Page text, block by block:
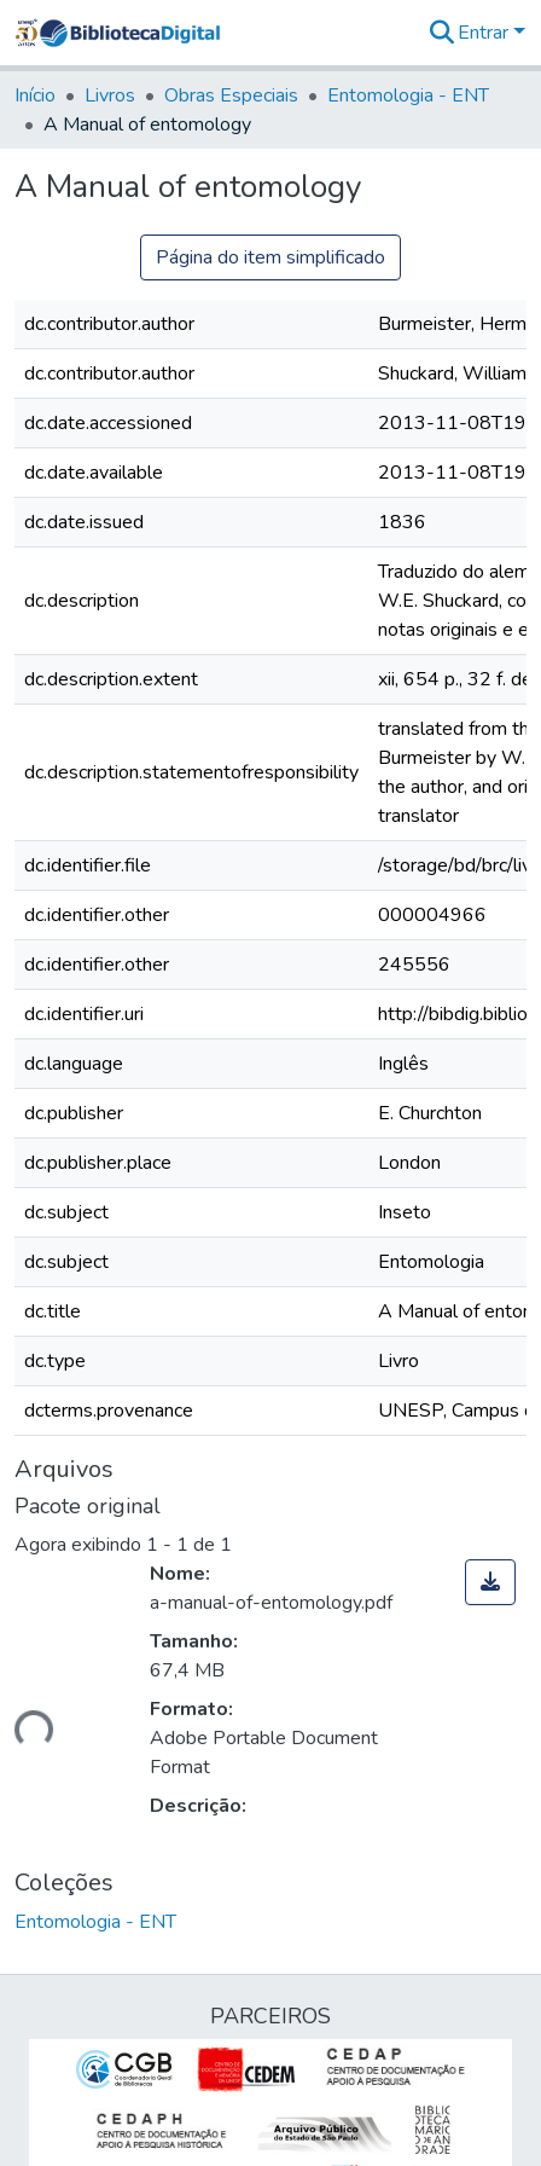
&
Coleções
Tudo na
Digital
Entrar
Início Livros Obras Especiais
Entomologia - ENT
A Manual of entomology
A Manual of entomology
Página do item simplificado
dc.contributor.author
Burmeister,
dc.contributor.author
Shuckard, William
dc.date.accessioned
2013-11-
dc.date.available
2013-11-
dc.date.issued
1836
dc.description
Traduzido do
W.E. Shuckard,
notas originais e
dc.description.extent
xii, 654 p., 32 f. de
dc.description.statementofresponsibility
translated from
Burmeister by W.
the author, and
translator
dc.identifier.file
/storage/bd/brc/
dc.identifier.other
000004966
dc.identifier.other
245556
dc.identifier.uri
http://
dc.language
Inglês
dc.publisher
E. Churchton
dc.publisher.place
London
dc.subject
Inseto
dc.subject
Entomologia
dc.title
A Manual of
dc.type
Livro
dcterms.provenance
UNESP, Campus
Arquivos
Pacote original
Agora exibindo 1 - 1 de 1
Nome:
a-manual-of-entomology.pdf
Tamanho:
67,4 MB
Formato:
Adobe Portable Document
Format
Descrição:
Coleções
Entomologia - ENT
PARCEIROS